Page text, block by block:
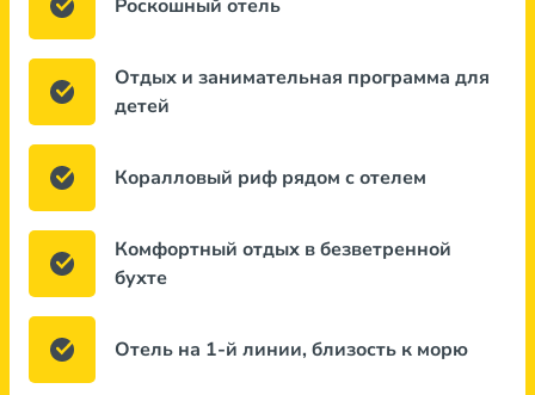
Роскошный отель
Отдых и занимательная программа для
детей
Коралловый риф рядом с отелем
Комфортный отдых в безветренной
бухте
Отель на 1-й линии, близость к морю